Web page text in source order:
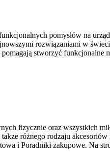
pomysłów na
rozwiązaniami w
stworzyć
fizycznie oraz wszystkich
różnego rodzaju
i Poradniki zakupowe. Na